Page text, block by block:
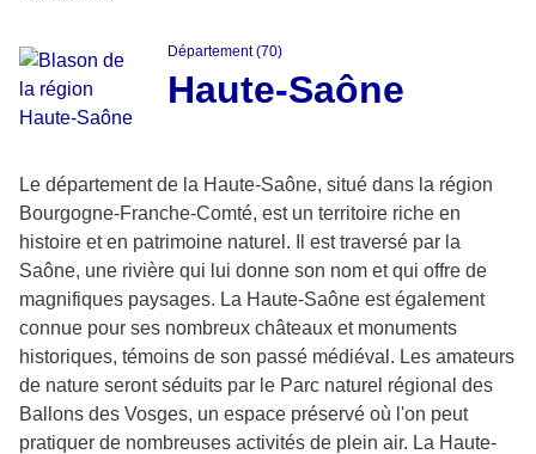
Département (70)
Haute-Saône
Le département de la Haute-Saône, situé dans la région
Bourgogne-Franche-Comté, est un territoire riche en
histoire et en patrimoine naturel. Il est traversé par la
Saône, une rivière qui lui donne son nom et qui offre de
magnifiques paysages. La Haute-Saône est également
connue pour ses nombreux châteaux et monuments
historiques, témoins de son passé médiéval. Les amateurs
de nature seront séduits par le Parc naturel régional des
Ballons des Vosges, un espace préservé où l'on peut
pratiquer de nombreuses activités de plein air. La Haute-